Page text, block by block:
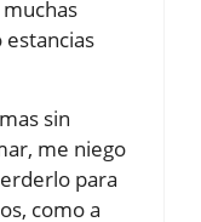
sin
me niego
para
como a